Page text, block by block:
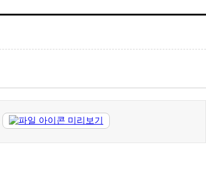
미리보기